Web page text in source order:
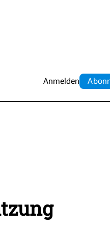
Anmelden Abo